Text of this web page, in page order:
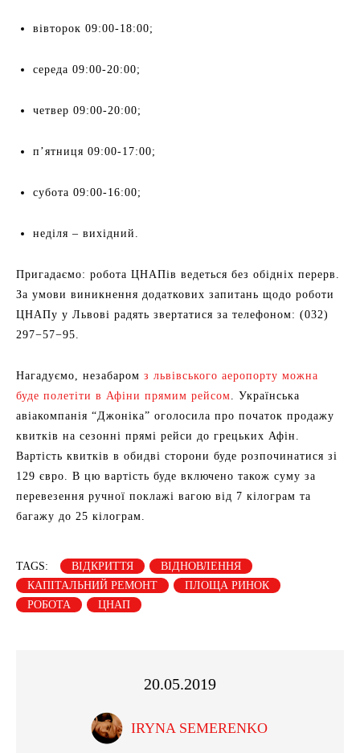
вівторок 09:00-18:00;
середа 09:00-20:00;
четвер 09:00-20:00;
п’ятниця 09:00-17:00;
субота 09:00-16:00;
неділя – вихідний.
Пригадаємо: робота ЦНАПів ведеться без обідніх перерв.
За умови виникнення додаткових запитань щодо роботи
ЦНАПу у Львові радять звертатися за телефоном: (032)
297−57−95.
Нагадуємо, незабаром з львівського аеропорту можна
буде полетіти в Афіни прямим рейсом. Українська
авіакомпанія “Джоніка” оголосила про початок продажу
квитків на сезонні прямі рейси до грецьких Афін.
Вартість квитків в обидві сторони буде розпочинатися зі
129 євро. В цю вартість буде включено також суму за
перевезення ручної поклажі вагою від 7 кілограм та
багажу до 25 кілограм.
TAGS: ВІДКРИТТЯ
ВІДНОВЛЕННЯ
КАПІТАЛЬНИЙ РЕМОНТ
ПЛОЩА РИНОК
РОБОТА
ЦНАП
20.05.2019
IRYNA SEMERENKO